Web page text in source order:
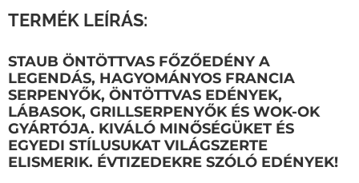
TERMÉK LEÍRÁS:
STAUB ÖNTÖTTVAS FŐZŐEDÉNY A
LEGENDÁS, HAGYOMÁNYOS FRANCIA
SERPENYŐK, ÖNTÖTTVAS EDÉNYEK,
LÁBASOK, GRILLSERPENYŐK ÉS WOK-OK
GYÁRTÓJA. KIVÁLÓ MINŐSÉGÜKET ÉS
EGYEDI STÍLUSUKAT VILÁGSZERTE
ELISMERIK. ÉVTIZEDEKRE SZÓLÓ EDÉNYEK!